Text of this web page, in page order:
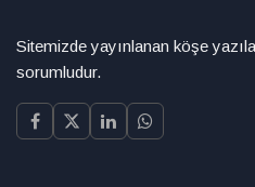
Sitemizde yayınlanan köşe
sorumludur.